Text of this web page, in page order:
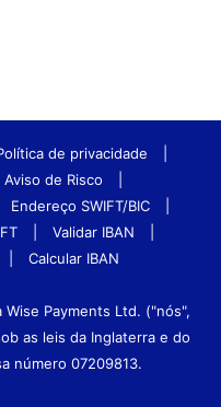
de privacidade
Aviso de Risco
Endereço SWIFT/BIC
Validar IBAN
Calcular IBAN
Payments Ltd. ("nós",
as leis da Inglaterra e do
número 07209813.